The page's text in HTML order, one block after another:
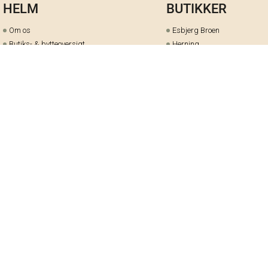
HELM
Om os
Butiks- & bytteoversigt
BUTIKKER
Esbjerg Broen
Herning